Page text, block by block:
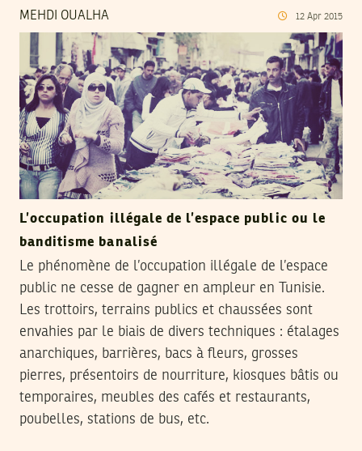
MEHDI OUALHA 12 Apr 2015
L’occupation illégale de l’espace public ou le
banditisme banalisé
Le phénomène de l’occupation illégale de l’espace
public ne cesse de gagner en ampleur en Tunisie.
Les trottoirs, terrains publics et chaussées sont
envahies par le biais de divers techniques : étalages
anarchiques, barrières, bacs à fleurs, grosses
pierres, présentoirs de nourriture, kiosques bâtis ou
temporaires, meubles des cafés et restaurants,
poubelles, stations de bus, etc.